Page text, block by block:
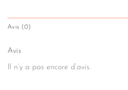
Avis (0)
Avis
Il n’y a pas encore d’avis.